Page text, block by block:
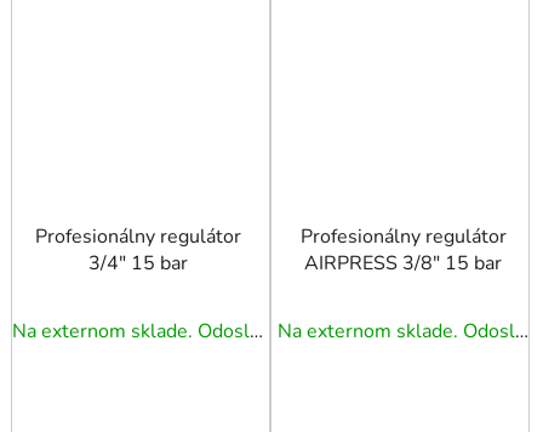
Profesionálny regulátor
3/4" 15 bar
Na externom sklade. Odoslanie 3 - 5 prac. dní.
Profesionálny regulátor
AIRPRESS 3/8" 15 bar
Na externom sklade. Odoslanie 3 - 5 prac. dní.